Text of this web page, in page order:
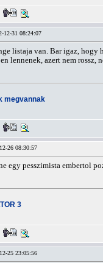
12-31 08:24:07
listaja van. Bar igaz, hogy
lennenek, azert nem rossz,
megvannak
26 08:30:57
egy pesszimista embertol
3
25 23:05:56